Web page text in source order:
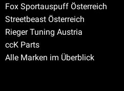
Fox Sportauspuff Österreich
Streetbeast Österreich
Rieger Tuning Austria
ccK Parts
Alle Marken im Überblick